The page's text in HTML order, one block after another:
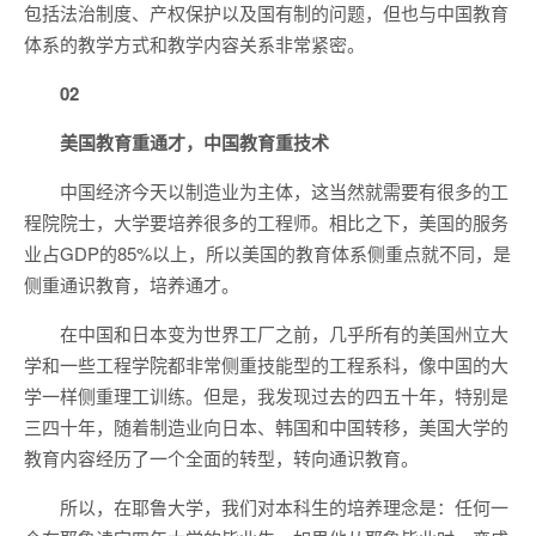
包括法治制度、产权保护以及国有制的问题，但也与中国教育
体系的教学方式和教学内容关系非常紧密。
02
美国教育重通才，中国教育重技术
中国经济今天以制造业为主体，这当然就需要有很多的工
程院院士，大学要培养很多的工程师。相比之下，美国的服务
业占GDP的85%以上，所以美国的教育体系侧重点就不同，是
侧重通识教育，培养通才。
在中国和日本变为世界工厂之前，几乎所有的美国州立大
学和一些工程学院都非常侧重技能型的工程系科，像中国的大
学一样侧重理工训练。但是，我发现过去的四五十年，特别是
三四十年，随着制造业向日本、韩国和中国转移，美国大学的
教育内容经历了一个全面的转型，转向通识教育。
所以，在耶鲁大学，我们对本科生的培养理念是：任何一